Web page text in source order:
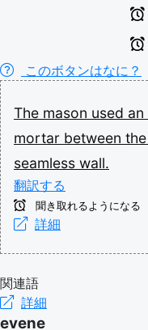
このボタンはなに？
The mason used an
mortar between the
seamless wall.
翻訳する
聞き取れるようになる
詳細
関連語
詳細
evene